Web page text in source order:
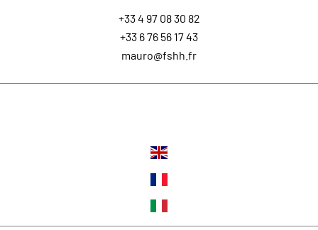
+33 4 97 08 30 82
+33 6 76 56 17 43
mauro@fshh.fr